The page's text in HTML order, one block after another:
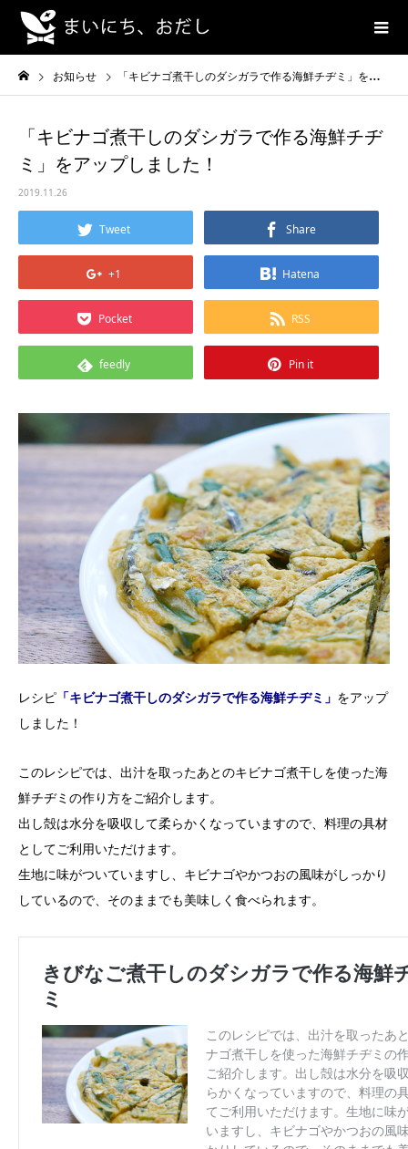
お知らせ 「キビナゴ煮干しのダシガラで作る海鮮チヂミ」をアップしました！
「キビナゴ煮干しのダシガラで作る海鮮チヂ
ミ」をアップしました！
2019.11.26
Tweet Share
+1 Hatena
Pocket RSS
feedly Pin it
レシピ 「キビナゴ煮干しのダシガラで作る海鮮チヂミ」 をアップ
しました！
このレシピでは、出汁を取ったあとのキビナゴ煮干しを使った海
鮮チヂミの作り方をご紹介します。
出し殻は水分を吸収して柔らかくなっていますので、料理の具材
としてご利用いただけます。
生地に味がついていますし、キビナゴやかつおの風味がしっかり
しているので、そのままでも美味しく食べられます。